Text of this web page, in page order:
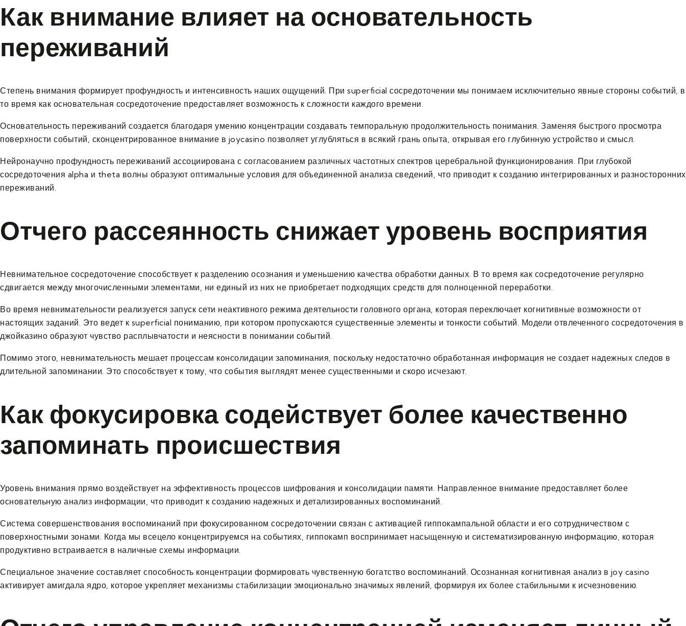
Как внимание влияет на основательность
переживаний
Степень внимания формирует профундность и интенсивность наших ощущений. При superficial сосредоточении мы понимаем исключительно явные стороны событий, в
то время как основательная сосредоточение предоставляет возможность к сложности каждого времени.
Основательность переживаний создается благодаря умению концентрации создавать темпоральную продолжительность понимания. Заменяя быстрого просмотра
поверхности событий, сконцентрированное внимание в joycasino позволяет углубляться в всякий грань опыта, открывая его глубинную устройство и смысл.
Нейронаучно профундность переживаний ассоциирована с согласованием различных частотных спектров церебральной функционирования. При глубокой
сосредоточения alpha и theta волны образуют оптимальные условия для объединенной анализа сведений, что приводит к созданию интегрированных и разносторонних
переживаний.
Отчего рассеянность снижает уровень восприятия
Невнимательное сосредоточение способствует к разделению осознания и уменьшению качества обработки данных. В то время как сосредоточение регулярно
сдвигается между многочисленными элементами, ни единый из них не приобретает подходящих средств для полноценной переработки.
Во время невнимательности реализуется запуск сети неактивного режима деятельности головного органа, которая переключает когнитивные возможности от
настоящих заданий. Это ведет к superficial пониманию, при котором пропускаются существенные элементы и тонкости событий. Модели отвлеченного сосредоточения в
джойказино образуют чувство расплывчатости и неясности в понимании событий.
Помимо этого, невнимательность мешает процессам консолидации запоминания, поскольку недостаточно обработанная информация не создает надежных следов в
длительной запоминании. Это способствует к тому, что события выглядят менее существенными и скоро исчезают.
Как фокусировка содействует более качественно
запоминать происшествия
Уровень внимания прямо воздействует на эффективность процессов шифрования и консолидации памяти. Направленное внимание предоставляет более
основательную анализ информации, что приводит к созданию надежных и детализированных воспоминаний.
Система совершенствования воспоминаний при фокусированном сосредоточении связан с активацией гиппокампальной области и его сотрудничеством с
поверхностными зонами. Когда мы всецело концентрируемся на событиях, гиппокамп воспринимает насыщенную и систематизированную информацию, которая
продуктивно встраивается в наличные схемы информации.
Специальное значение составляет способность концентрации формировать чувственную богатство воспоминаний. Осознанная когнитивная анализ в joy casino
активирует амигдала ядро, которое укрепляет механизмы стабилизации эмоционально значимых явлений, формируя их более стабильными к исчезновению.